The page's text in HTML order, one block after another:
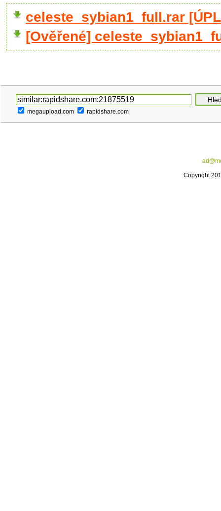
celeste_sybian1_full.rar
[Ověřené]
megaupload.com rapidshare.com
Copyright